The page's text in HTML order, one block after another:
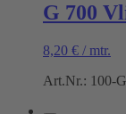
G 700
8,20 € / mtr.
Art.Nr.: 100-